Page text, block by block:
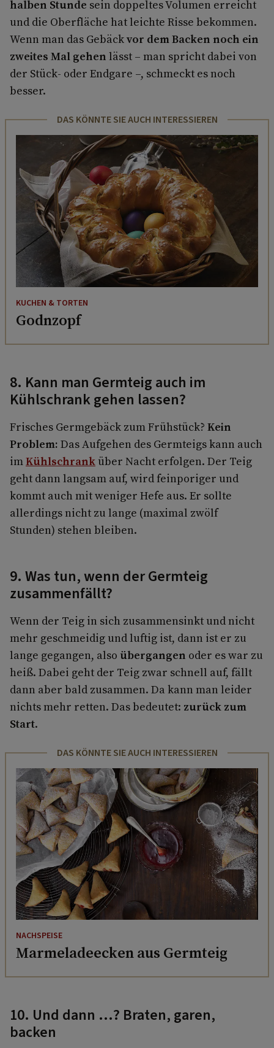
halben Stunde sein doppeltes Volumen erreicht
und die Oberfläche hat leichte Risse bekommen.
Wenn man das Gebäckvor dem Backen noch ein
zweites Mal gehen lässt – man spricht dabei von
der Stück- oder Endgare –, schmeckt es noch
besser.
DAS KÖNNTE SIE AUCH INTERESSIEREN
KUCHEN & TORTEN
Godnzopf
8. Kann man Germteig auch im
Kühlschrank gehen lassen?
Frisches Germgebäck zum Frühstück? Kein
Problem: Das Aufgehen des Germteigs kann auch
imKühlschrank über Nacht erfolgen. Der Teig
geht dann langsam auf, wird feinporiger und
kommt auch mit weniger Hefe aus. Er sollte
allerdings nicht zu lange (maximal zwölf
Stunden) stehen bleiben.
9. Was tun, wenn der Germteig
zusammenfällt?
Wenn der Teig in sich zusammensinkt und nicht
mehr geschmeidig und luftig ist, dann ist er zu
lange gegangen, also übergangen oder es war zu
heiß. Dabei geht der Teig zwar schnell auf, fällt
dann aber bald zusammen. Da kann man leider
nichts mehr retten. Das bedeutet: zurück zum
Start.
DAS KÖNNTE SIE AUCH INTERESSIEREN
NACHSPEISE
Marmeladeecken aus Germteig
10. Und dann ...? Braten, garen,
backen